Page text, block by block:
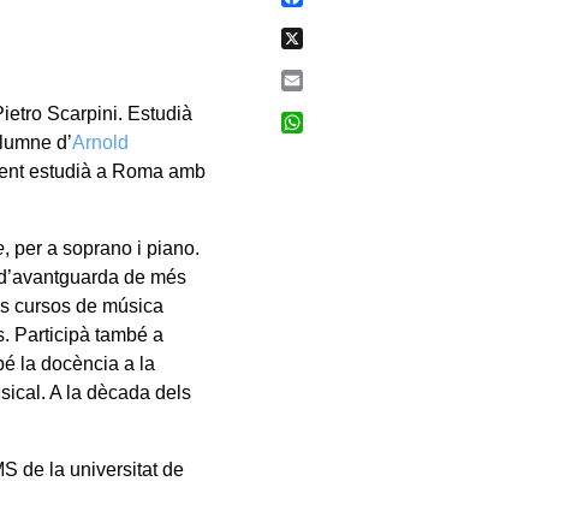
Scarpini. Estudià
d’Arnold
estudià a Roma amb
, per a soprano i piano.
de més
cursos de música
Participà també a
la docència a la
A la dècada dels
de la universitat de